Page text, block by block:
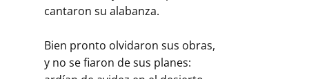
cantaron su alabanza.
Bien pronto olvidaron sus obras,
y no se fiaron de sus planes: